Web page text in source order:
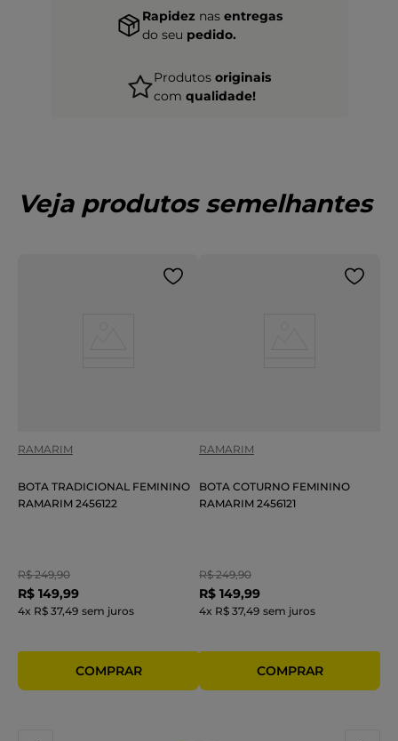
Rapidez nas entregas
do seu pedido.
Produtos originais
com qualidade!
Veja produtos semelhantes
RAMARIM
BOTA TRADICIONAL FEMININO
RAMARIM 2456122
R$ 249,90
R$ 149,99
4x R$ 37,49 sem juros
RAMARIM
BOTA COTURNO FEMININO
RAMARIM 2456121
R$ 249,90
R$ 149,99
4x R$ 37,49 sem juros